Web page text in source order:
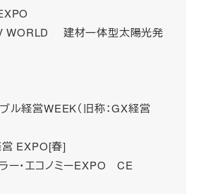
WORLD 建材一体型太陽光発
ル経営WEEK（旧称：GX経営
営 EXPO[春]
ー・エコノミーEXPO CE